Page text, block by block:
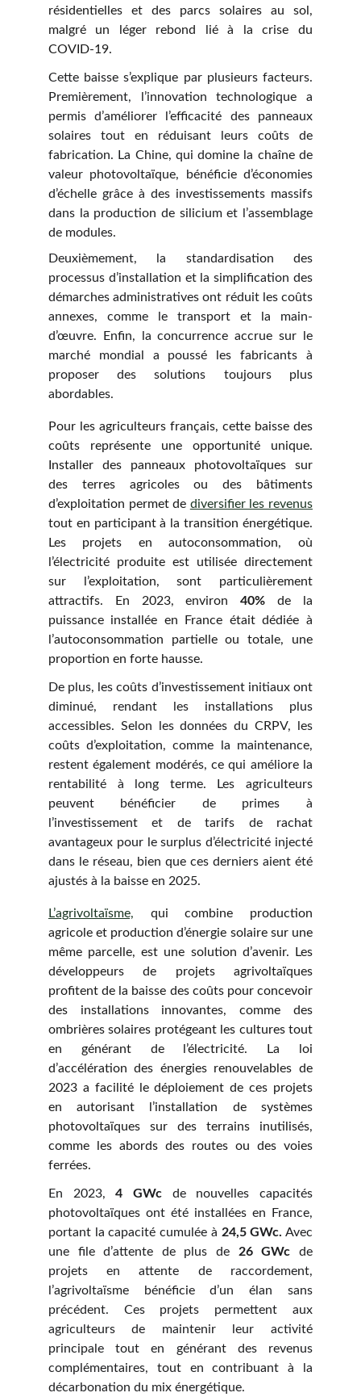
résidentielles et des parcs solaires au sol,
malgré un léger rebond lié à la crise du
COVID-19.
Cette baisse s’explique par plusieurs facteurs.
Premièrement, l’innovation technologique a
permis d’améliorer l’efficacité des panneaux
solaires tout en réduisant leurs coûts de
fabrication. La Chine, qui domine la chaîne de
valeur photovoltaïque, bénéficie d’économies
d’échelle grâce à des investissements massifs
dans la production de silicium et l’assemblage
de modules.
Deuxièmement, la standardisation des
processus d’installation et la simplification des
démarches administratives ont réduit les coûts
annexes, comme le transport et la main-
d’œuvre. Enfin, la concurrence accrue sur le
marché mondial a poussé les fabricants à
proposer des solutions toujours plus
abordables.
Pour les agriculteurs français, cette baisse des
coûts représente une opportunité unique.
Installer des panneaux photovoltaïques sur
des terres agricoles ou des bâtiments
d’exploitation permet de diversifier les revenus
tout en participant à la transition énergétique.
Les projets en autoconsommation, où
l’électricité produite est utilisée directement
sur l’exploitation, sont particulièrement
attractifs. En 2023, environ40% de la
puissance installée en France était dédiée à
l’autoconsommation partielle ou totale, une
proportion en forte hausse.
De plus, les coûts d’investissement initiaux ont
diminué, rendant les installations plus
accessibles. Selon les données du CRPV, les
coûts d’exploitation, comme la maintenance,
restent également modérés, ce qui améliore la
rentabilité à long terme. Les agriculteurs
peuvent bénéficier de primes à
l’investissement et de tarifs de rachat
avantageux pour le surplus d’électricité injecté
dans le réseau, bien que ces derniers aient été
ajustés à la baisse en 2025.
L’agrivoltaïsme, qui combine production
agricole et production d’énergie solaire sur une
même parcelle, est une solution d’avenir. Les
développeurs de projets agrivoltaïques
profitent de la baisse des coûts pour concevoir
des installations innovantes, comme des
ombrières solaires protégeant les cultures tout
en générant de l’électricité. La loi
d’accélération des énergies renouvelables de
2023 a facilité le déploiement de ces projets
en autorisant l’installation de systèmes
photovoltaïques sur des terrains inutilisés,
comme les abords des routes ou des voies
ferrées.
En 2023,4 GWc de nouvelles capacités
photovoltaïques ont été installées en France,
portant la capacité cumulée à 24,5 GWc. Avec
une file d’attente de plus de 26 GWc de
projets en attente de raccordement,
l’agrivoltaïsme bénéficie d’un élan sans
précédent. Ces projets permettent aux
agriculteurs de maintenir leur activité
principale tout en générant des revenus
complémentaires, tout en contribuant à la
décarbonation du mix énergétique.